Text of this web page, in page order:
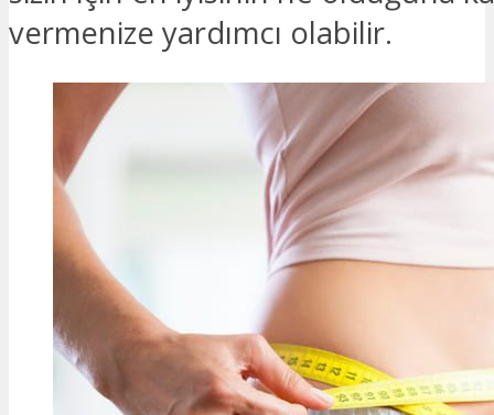
vermenize yardımcı olabilir.